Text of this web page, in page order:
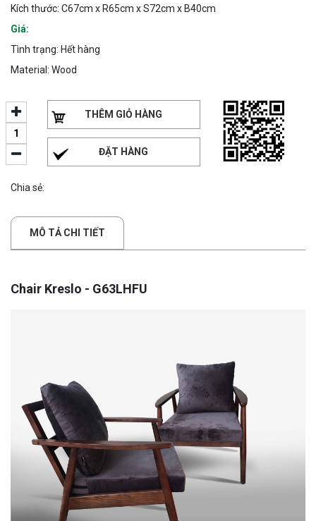
Kích thước: C67cm x R65cm x S72cm x B40cm
Giá:
Tình trạng: Hết hàng
Material: Wood
THÊM GIỎ HÀNG
ĐẶT HÀNG
Chia sẻ:
MÔ TẢ CHI TIẾT
Chair Kreslo - G63LHFU